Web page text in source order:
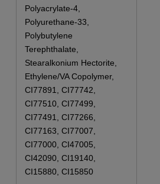
Polyacrylate-4,
Polyurethane-33,
Polybutylene
Terephthalate,
Stearalkonium Hectorite,
Ethylene/VA Copolymer,
CI77891, CI77742,
CI77510, CI77499,
CI77491, CI77266,
CI77163, CI77007,
CI77000, CI47005,
CI42090, CI19140,
CI15880, CI15850